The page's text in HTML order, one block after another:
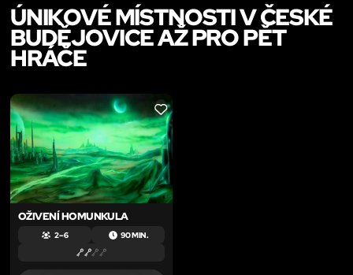
ÚNIKOVÉ MÍSTNOSTI V ČESKÉ
BUDĚJOVICE AŽ PRO PĚT
HRÁČE
LIKE
OŽIVENÍ HOMUNKULA
2 – 6 90 MIN.